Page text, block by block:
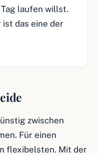
laufen willst.
das eine der
zwischen
Für einen
flexibelsten. Mit der